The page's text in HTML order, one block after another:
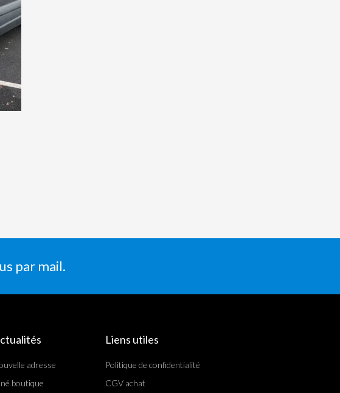
par mail.
adresse
boutique
Liens utiles
Politique de confidentialité
CGV achat